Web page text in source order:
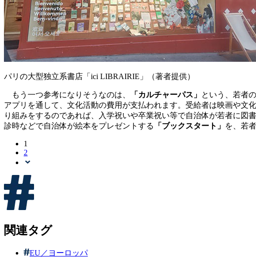
パリの大型独立系書店「ici LIBRAIRIE」（著者提供）
もう一つ参考になりそうなのは、 「カルチャーパス」 という、若者
アプリを通して、文化活動の費用が支払われます。受給者は映画や文
り組みをするのであれば、入学祝いや卒業祝い等で自治体が若者に
診時などで自治体が絵本をプレゼントする
「ブックスタート」 を、若
1
2
関連タグ
EU／ヨーロッパ